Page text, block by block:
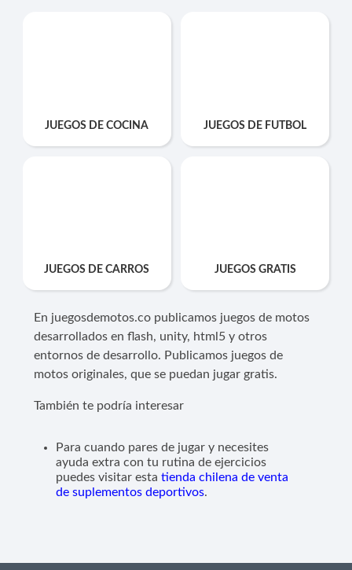
JUEGOS DE COCINA JUEGOS DE FUTBOL
JUEGOS DE CARROS JUEGOS GRATIS
En juegosdemotos.co publicamos juegos de motos
desarrollados en flash, unity, html5 y otros
entornos de desarrollo. Publicamos juegos de
motos originales, que se puedan jugar gratis.
También te podría interesar
Para cuando pares de jugar y necesites
ayuda extra con tu rutina de ejercicios
puedes visitar esta tienda chilena de venta
de suplementos deportivos.